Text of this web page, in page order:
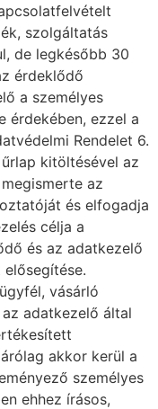
szolgáltatás
de legkésőbb 30
érdeklődő
a személyes
érdekében, ezzel a
Rendelet 6.
kitöltésével az
az
és elfogadja
célja a
és az adatkezelő
vásárló
adatkezelő által
akkor kerül a
személyes
ehhez írásos,